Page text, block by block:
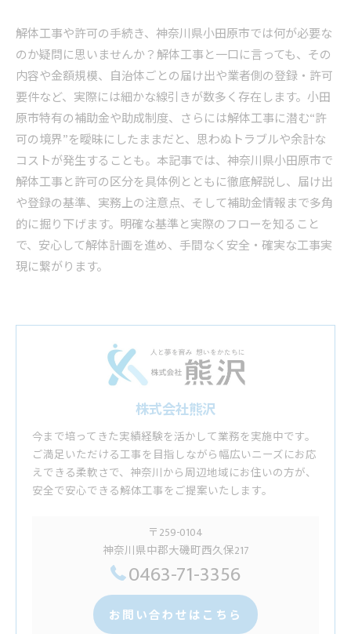
解体工事や許可の手続き、神奈川県小田原市では何が必要な
のか疑問に思いませんか？解体工事と一口に言っても、その
内容や金額規模、自治体ごとの届け出や業者側の登録・許可
要件など、実際には細かな線引きが数多く存在します。小田
原市特有の補助金や助成制度、さらには解体工事に潜む“許
可の境界”を曖昧にしたままだと、思わぬトラブルや余計な
コストが発生することも。本記事では、神奈川県小田原市で
解体工事と許可の区分を具体例とともに徹底解説し、届け出
や登録の基準、実務上の注意点、そして補助金情報まで多角
的に掘り下げます。明確な基準と実際のフローを知ること
で、安心して解体計画を進め、手間なく安全・確実な工事実
現に繋がります。
株式会社熊沢
今まで培ってきた実績経験を活かして業務を実施中です。
ご満足いただける工事を目指しながら幅広いニーズにお応
えできる柔軟さで、神奈川から周辺地域にお住いの方が、
安全で安心できる解体工事をご提案いたします。
〒259-0104
神奈川県中郡大磯町西久保217
0463-71-3356
お問い合わせはこちら